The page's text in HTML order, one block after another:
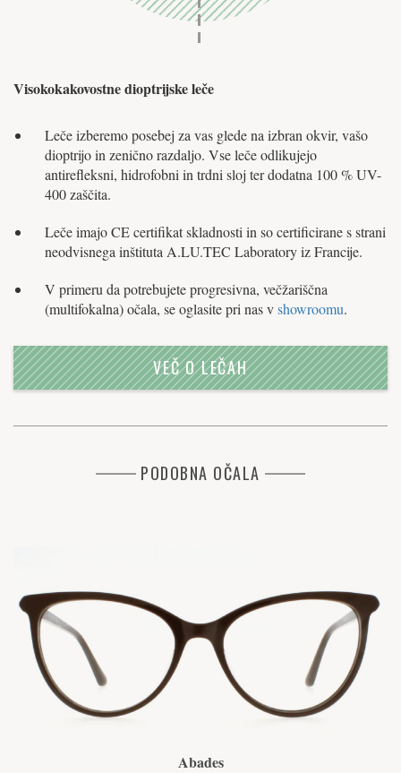
Visokokakovostne dioptrijske leče
Leče izberemo posebej za vas glede na izbran okvir, vašo
dioptrijo in zenično razdaljo. Vse leče odlikujejo
antirefleksni, hidrofobni in trdni sloj ter dodatna 100 % UV-
400 zaščita.
Leče imajo CE certifikat skladnosti in so certificirane s strani
neodvisnega inštituta A.LU.TEC Laboratory iz Francije.
V primeru da potrebujete progresivna, večžariščna
(multifokalna) očala, se oglasite pri nas vshowroomu.
VEČ O LEČAH
PODOBNA OČALA
Abades